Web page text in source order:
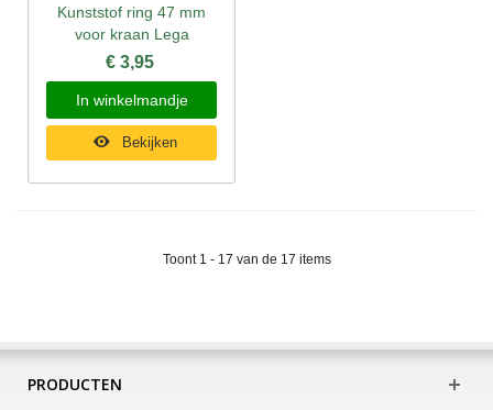
Kunststof ring 47 mm
voor kraan Lega
€ 3,95
In winkelmandje
Bekijken
Toont 1 - 17 van de 17 items
PRODUCTEN